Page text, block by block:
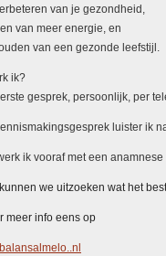
van je gezondheid,
van meer energie, en
van een gezonde leefstijl.
ik?
gesprek, persoonlijk, per
luister ik
ik vooraf met een
we uitzoeken wat het
meer info eens op